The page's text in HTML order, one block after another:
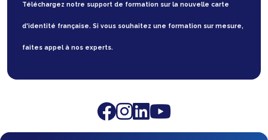
Téléchargez notre support de formation sur la nouvelle carte
d'identité française. Si vous souhaitez une formation sur mesure,
faites appel à nos experts.